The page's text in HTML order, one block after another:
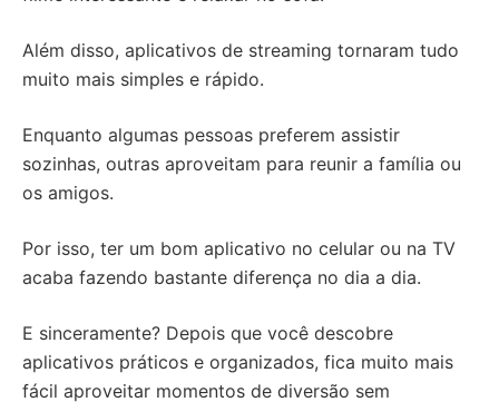
Além disso, aplicativos de streaming tornaram tudo
muito mais simples e rápido.
Enquanto algumas pessoas preferem assistir
sozinhas, outras aproveitam para reunir a família ou
os amigos.
Por isso, ter um bom aplicativo no celular ou na TV
acaba fazendo bastante diferença no dia a dia.
E sinceramente? Depois que você descobre
aplicativos práticos e organizados, fica muito mais
fácil aproveitar momentos de diversão sem